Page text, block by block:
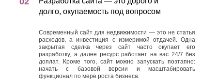
долго, окупаемость под вопросом
Современный сайт для недвижимости — это не статья
расходов, а инвестиция с измеримой отдачей. Одна
закрытая сделка через сайт часто окупает его
разработку, а далее ресурс работает на вас 24/7 без
доплат. Кроме того, сайт можно запускать поэтапно:
начать с базовой версии и масштабировать
функционал по мере роста бизнеса.